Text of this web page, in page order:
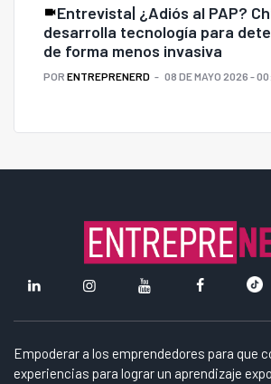
Entrevista| ¿Adiós al PAP?
desarrolla tecnología para
de forma menos invasiva
POR ENTREPRENERD 08 DE MAYO 2026 -
Empoderar a los emprendedores para que
experiencias para lograr un aprendizaje